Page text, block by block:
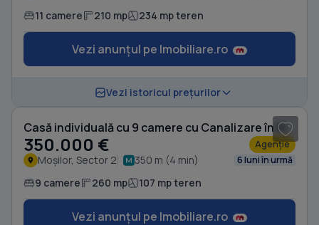
11 camere 210 mp 234 mp teren
Vezi anunțul pe Imobiliare.ro
Vezi istoricul prețurilor
Casă individuală cu 9 camere cu Canalizare în Moșilor
350.000 € Agenție
Moșilor, Sector 2 350 m (4 min) 6 luni în urmă
9 camere 260 mp 107 mp teren
Vezi anunțul pe Imobiliare.ro